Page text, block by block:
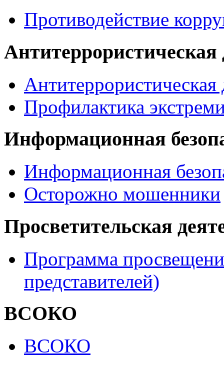
Противодействие
Антитеррористическая
Антитеррористическая
Профилактика
Информационная
Информационная
Осторожно мошенники
Просветительская
Программа
представителей)
ВСОКО
ВСОКО